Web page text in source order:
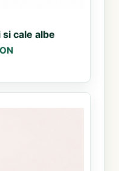
cale albe